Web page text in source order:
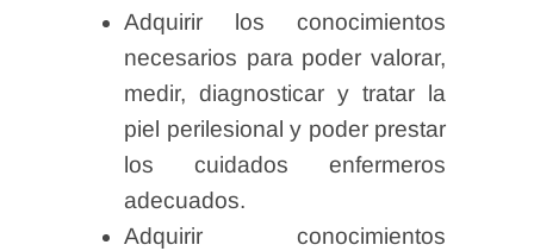
Adquirir los conocimientos
necesarios para poder valorar,
medir, diagnosticar y tratar la
piel perilesional y poder prestar
los cuidados enfermeros
adecuados.
Adquirir conocimientos